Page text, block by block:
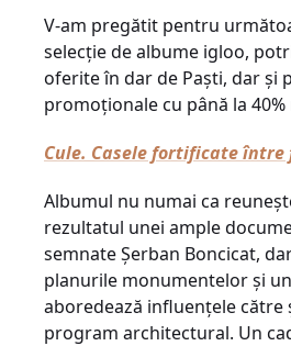
V-am pregătit pentru
selecție de albume igloo,
oferite în dar de Paști, dar și
promoționale cu până la
Cule. Casele fortificate
Albumul nu numai ca
rezultatul unei ample
semnate Șerban Boncicat,
planurile monumentelor şi
aboredează influenţele către
program architectural. Un